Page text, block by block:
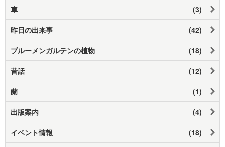
車 (3)
昨日の出来事 (42)
ブルーメンガルテンの植物 (18)
昔話 (12)
蘭 (1)
出版案内 (4)
イベント情報 (18)